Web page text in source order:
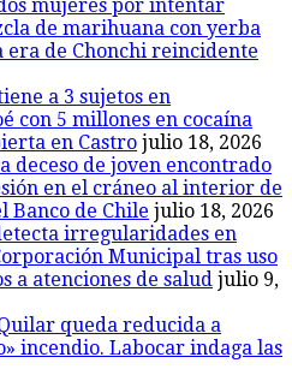
mujeres por intentar
de marihuana con yerba
era de Chonchi reincidente
a 3 sujetos en
con 5 millones en cocaína
en Castro julio 18, 2026
deceso de joven encontrado
en el cráneo al interior de
Banco de Chile julio 18, 2026
irregularidades en
Municipal tras uso
a atenciones de salud julio 9,
queda reducida a
incendio. Labocar indaga las